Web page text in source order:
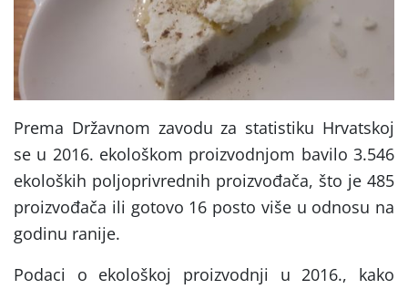
Prema Državnom zavodu za statistiku Hrvatskoj
se u 2016. ekološkom proizvodnjom bavilo 3.546
ekoloških poljoprivrednih proizvođača, što je 485
proizvođača ili gotovo 16 posto više u odnosu na
godinu ranije.
Podaci o ekološkoj proizvodnji u 2016., kako